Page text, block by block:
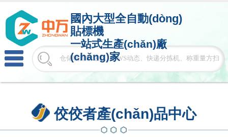
國內大型全自動(dòng)
貼標機
一站式生產(chǎn)廠
(chǎng)家
佼佼者產(chǎn)品中心